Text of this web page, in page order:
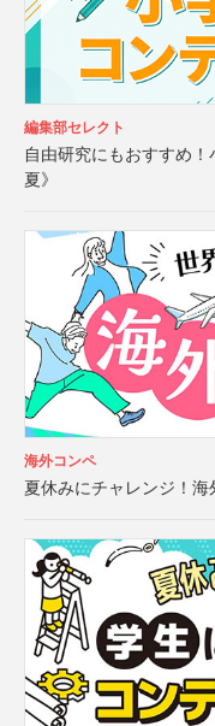
編集部セレクト
自由研究にもおすすめ
夏》
海外コンペ
夏休みにチャレンジ！